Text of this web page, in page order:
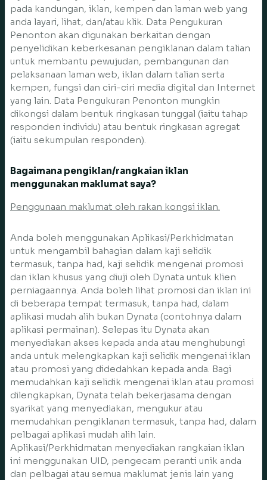
pada kandungan, iklan, kempen dan laman web yang
anda layari, lihat, dan/atau klik. Data Pengukuran
Penonton akan digunakan berkaitan dengan
penyelidikan keberkesanan pengiklanan dalam talian
untuk membantu pewujudan, pembangunan dan
pelaksanaan laman web, iklan dalam talian serta
kempen, fungsi dan ciri-ciri media digital dan Internet
yang lain. Data Pengukuran Penonton mungkin
dikongsi dalam bentuk ringkasan tunggal (iaitu tahap
responden individu) atau bentuk ringkasan agregat
(iaitu sekumpulan responden).
Bagaimana pengiklan/rangkaian iklan
menggunakan maklumat saya?
Penggunaan maklumat oleh rakan kongsi iklan.
Anda boleh menggunakan Aplikasi/Perkhidmatan
untuk mengambil bahagian dalam kaji selidik
termasuk, tanpa had, kaji selidik mengenai promosi
dan iklan khusus yang diuji oleh Dynata untuk klien
perniagaannya. Anda boleh lihat promosi dan iklan ini
di beberapa tempat termasuk, tanpa had, dalam
aplikasi mudah alih bukan Dynata (contohnya dalam
aplikasi permainan). Selepas itu Dynata akan
menyediakan akses kepada anda atau menghubungi
anda untuk melengkapkan kaji selidik mengenai iklan
atau promosi yang didedahkan kepada anda. Bagi
memudahkan kaji selidik mengenai iklan atau promosi
dilengkapkan, Dynata telah bekerjasama dengan
syarikat yang menyediakan, mengukur atau
memudahkan pengiklanan termasuk, tanpa had, dalam
pelbagai aplikasi mudah alih lain.
Aplikasi/Perkhidmatan menyediakan rangkaian iklan
ini menggunakan UID, pengecam peranti unik anda
dan pelbagai atau semua maklumat jenis lain yang